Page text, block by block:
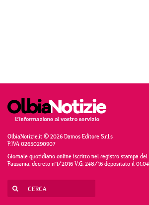
OlbiaNotizie.it © 2026 Damos Editore S.r.l.s
P.IVA 02650290907
Giornale quotidiano online iscritto nel registro stampa del
Pausania, decreto n°1/2016 V.G. 248/16 depositato il